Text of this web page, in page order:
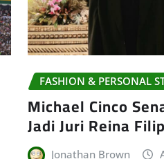
FASHION & PERSONAL
Michael Cinco
Jadi Juri Reina
Jonathan Brown